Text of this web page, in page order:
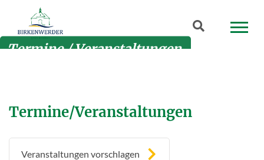
Zum Hauptinhalt springen
Suchbegriff
Termine / Veranstaltungen
Termine/Veranstaltungen
Veranstaltungen vorschlagen